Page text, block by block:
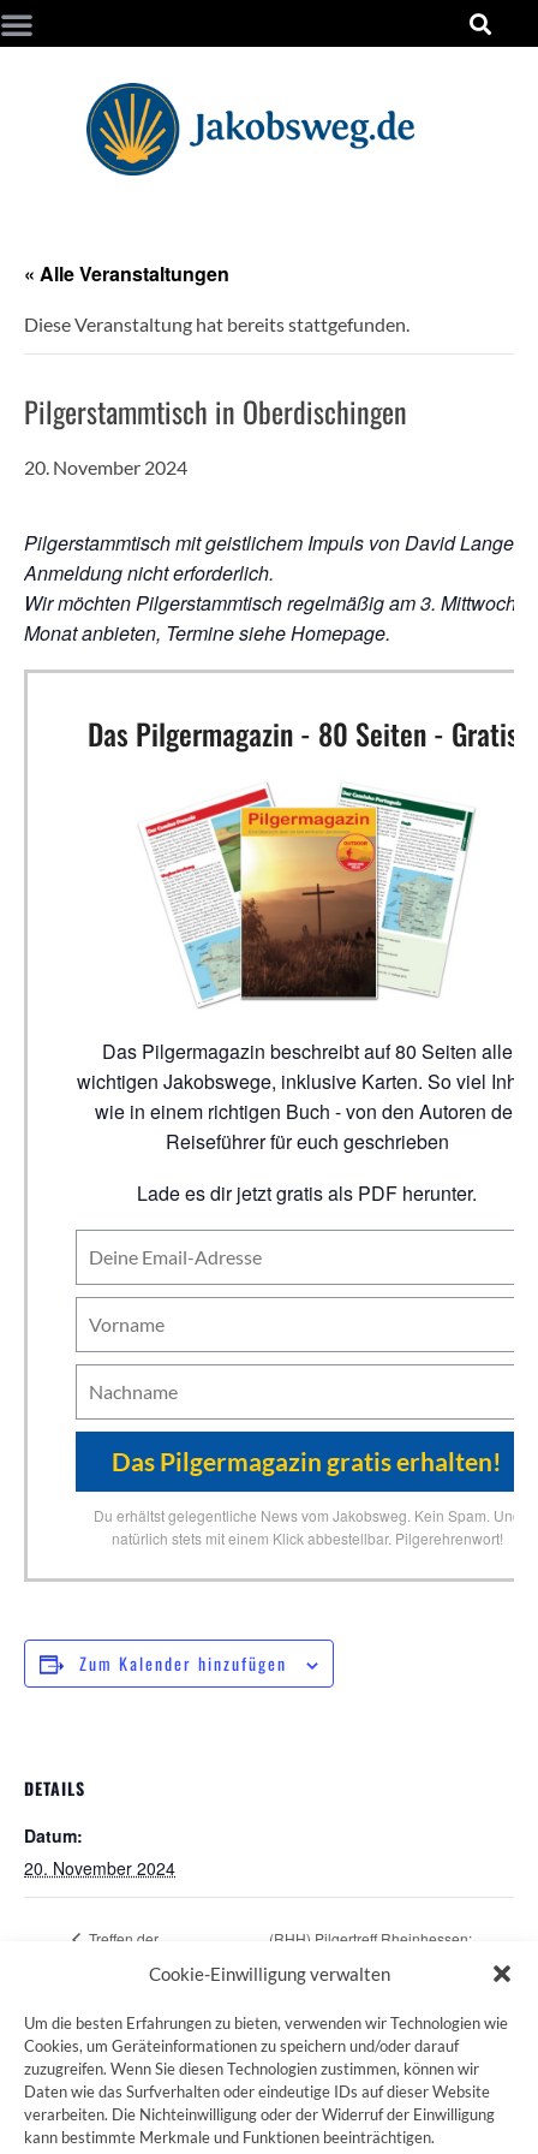
Cookie-Einwilligung verwalten
Um die besten Erfahrungen zu bieten, verwenden wir Technologien wie
Cookies, um Geräteinformationen zu speichern und/oder darauf
zuzugreifen. Wenn Sie diesen Technologien zustimmen, können wir
Daten wie das Surfverhalten oder eindeutige IDs auf dieser Website
verarbeiten. Die Nichteinwilligung oder der Widerruf der Einwilligung
kann bestimmte Merkmale und Funktionen beeinträchtigen.
« Alle Veranstaltungen
Diese Veranstaltung hat bereits stattgefunden.
Pilgerstammtisch in Oberdischingen
20. November 2024
Pilgerstammtisch mit geistlichem Impuls von David Langer;
Anmeldung nicht erforderlich.
Wir möchten Pilgerstammtisch regelmäßig am 3. Mittwoch
Monat anbieten, Termine siehe Homepage.
Das Pilgermagazin - 80 Seiten - Gratis!
Das Pilgermagazin beschreibt auf 80 Seiten alle
wichtigen Jakobswege, inklusive Karten. So viel Inhalt
wie in einem richtigen Buch - von den Autoren der
Reiseführer für euch geschrieben
Lade es dir jetzt gratis als PDF herunter.
Du erhältst gelegentliche News vom Jakobsweg. Kein Spam. Und
natürlich stets mit einem Klick abbestellbar. Pilgerehrenwort!
Zum Kalender hinzufügen
DETAILS
Datum:
20. November 2024
Treffen der
Regionalgruppe Frankfurt
(RHH) Pilgertreff Rheinhessen:
„CAMINO PRIMITIVO“
ZUM JAKOBSWEG SHOP